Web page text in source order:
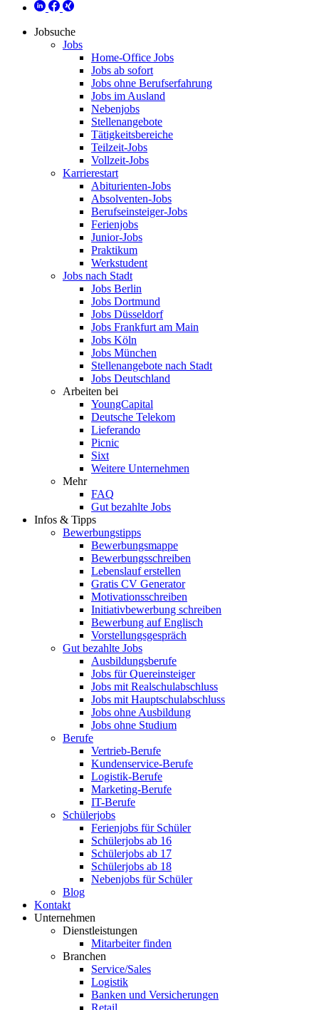
Jobsuche
Jobs
Home-Office Jobs
Jobs ab sofort
Jobs ohne Berufserfahrung
Jobs im Ausland
Nebenjobs
Stellenangebote
Tätigkeitsbereiche
Teilzeit-Jobs
Vollzeit-Jobs
Karrierestart
Abiturienten-Jobs
Absolventen-Jobs
Berufseinsteiger-Jobs
Ferienjobs
Junior-Jobs
Praktikum
Werkstudent
Jobs nach Stadt
Jobs Berlin
Jobs Dortmund
Jobs Düsseldorf
Jobs Frankfurt am Main
Jobs Köln
Jobs München
Stellenangebote nach Stadt
Jobs Deutschland
Arbeiten bei
YoungCapital
Deutsche Telekom
Lieferando
Picnic
Sixt
Weitere Unternehmen
Mehr
FAQ
Gut bezahlte Jobs
Infos & Tipps
Bewerbungstipps
Bewerbungsmappe
Bewerbungsschreiben
Lebenslauf erstellen
Gratis CV Generator
Motivationsschreiben
Initiativbewerbung schreiben
Bewerbung auf Englisch
Vorstellungsgespräch
Gut bezahlte Jobs
Ausbildungsberufe
Jobs für Quereinsteiger
Jobs mit Realschulabschluss
Jobs mit Hauptschulabschluss
Jobs ohne Ausbildung
Jobs ohne Studium
Berufe
Vertrieb-Berufe
Kundenservice-Berufe
Logistik-Berufe
Marketing-Berufe
IT-Berufe
Schülerjobs
Ferienjobs für Schüler
Schülerjobs ab 16
Schülerjobs ab 17
Schülerjobs ab 18
Nebenjobs für Schüler
Blog
Kontakt
Unternehmen
Dienstleistungen
Mitarbeiter finden
Branchen
Service/Sales
Logistik
Banken und Versicherungen
Retail